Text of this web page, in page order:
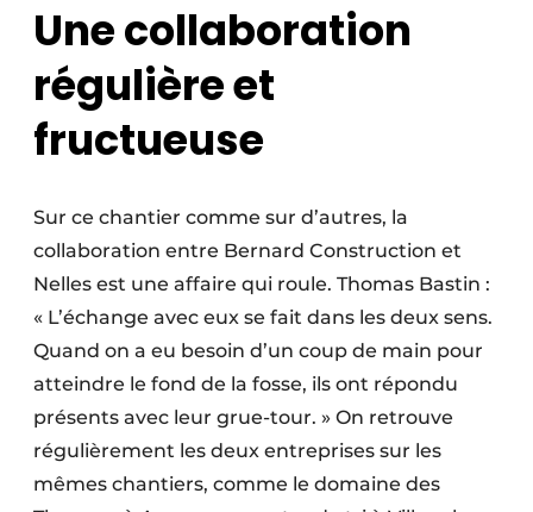
Une collaboration
régulière et
fructueuse
Sur ce chantier comme sur d’autres, la
collaboration entre Bernard Construction et
Nelles est une affaire qui roule. Thomas Bastin :
« L’échange avec eux se fait dans les deux sens.
Quand on a eu besoin d’un coup de main pour
atteindre le fond de la fosse, ils ont répondu
présents avec leur grue-tour. » On retrouve
régulièrement les deux entreprises sur les
mêmes chantiers, comme le domaine des